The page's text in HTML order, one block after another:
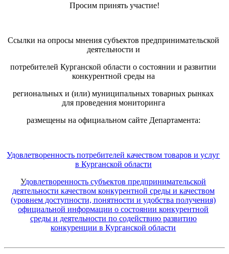
Просим принять участие!
Ссылки на опросы мнения субъектов предпринимательской
деятельности и
потребителей Курганской области о состоянии и развитии
конкурентной среды на
региональных и (или) муниципальных товарных рынках
для проведения мониторинга
размещены на официальном сайте Департамента:
Удовлетворенность потребителей качеством товаров и услуг
в Курганской области
Удовлетворенность субъектов предпринимательской
деятельности качеством конкурентной среды и качеством
(уровнем доступности, понятности и удобства получения)
официальной информации о состоянии конкурентной
среды и деятельности по содействию развитию
конкуренции в Курганской области